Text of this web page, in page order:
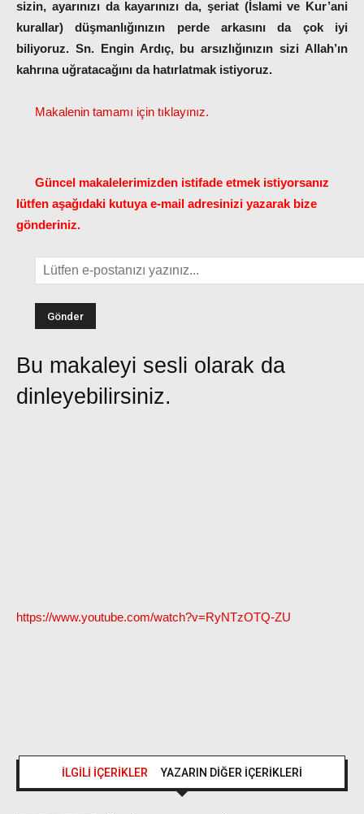
sizin, ayarınızı da kayarınızı da, şeriat (İslami ve Kur’ani
kurallar) düşmanlığınızın perde arkasını da çok iyi
biliyoruz. Sn. Engin Ardıç, bu arsızlığınızın sizi Allah’ın
kahrına uğratacağını da hatırlatmak istiyoruz.
Makalenin tamamı için tıklayınız.
Güncel makalelerimizden istifade etmek istiyorsanız
lütfen aşağıdaki kutuya e-mail adresinizi yazarak bize
gönderiniz.
Bu makaleyi sesli olarak da
dinleyebilirsiniz.
https://www.youtube.com/watch?v=RyNTzOTQ-ZU
İLGİLİ İÇERİKLER YAZARIN DİĞER İÇERİKLERİ